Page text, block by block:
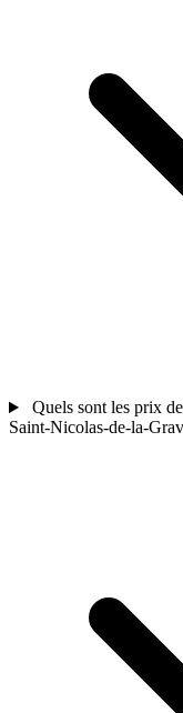
Quels sont les prix
Saint-Nicolas-de-la-